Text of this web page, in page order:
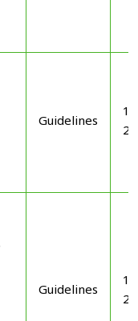
Guidelines
Guidelines